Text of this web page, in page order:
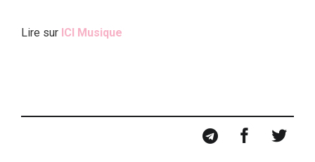
Lire sur ICI Musique